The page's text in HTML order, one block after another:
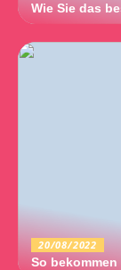
Wie Sie das
20/08/2022
So